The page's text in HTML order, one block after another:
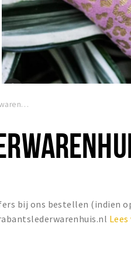
Brabants Lederwarenhuis
bij ons bestellen (indien